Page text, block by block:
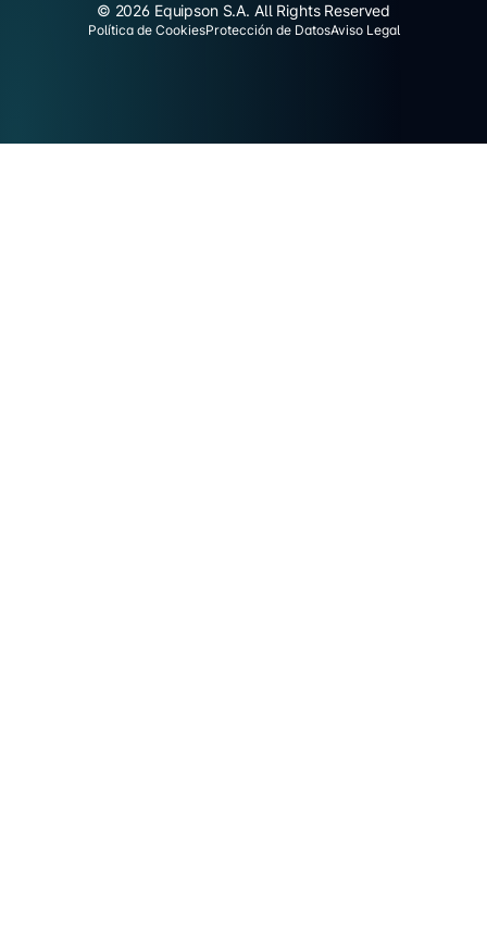
© 2026 Equipson S.A. All Rights Reserved
Política de CookiesProtección de DatosAviso Legal